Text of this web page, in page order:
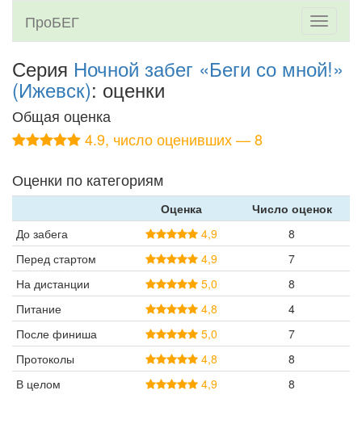
Toggle
ПроБЕГ
Серия Ночной забег «Беги со мной!»
(Ижевск): оценки
Общая оценка
4.9, число оценивших — 8
Оценки по категориям
Оценка
Число оценок
До забега
4,9
8
Перед стартом
4,9
7
На дистанции
5,0
8
Питание
4,8
4
После финиша
5,0
7
Протоколы
4,8
8
В целом
4,9 8